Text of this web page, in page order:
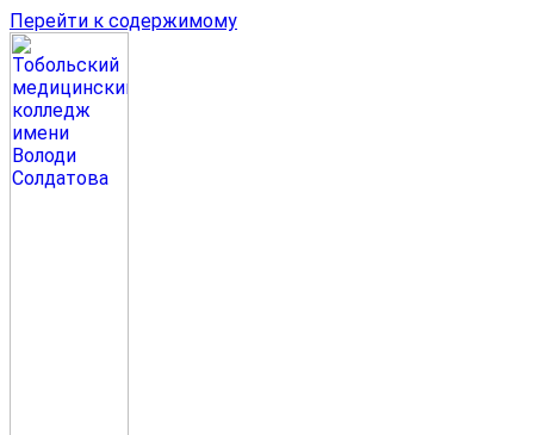
Перейти к содержимому